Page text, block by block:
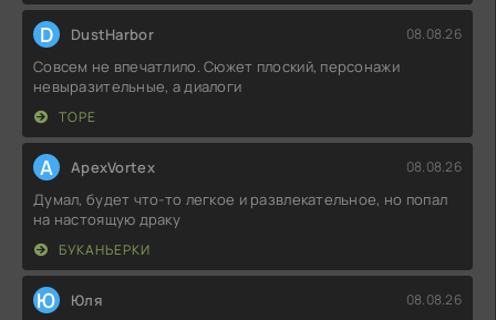
D DustHarbor 08.08.26
Совсем не впечатлило. Сюжет плоский, персонажи
невыразительные, а диалоги
ТОРЕ
A ApexVortex 08.08.26
Думал, будет что-то легкое и развлекательное, но попал
на настоящую драку
БУКАНЬЕРКИ
Ю Юля 08.08.26